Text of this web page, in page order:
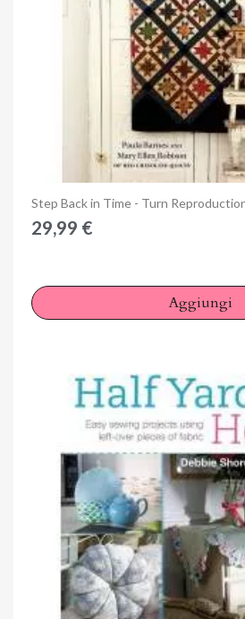
Anteprima
29,99 €
Aggiungi